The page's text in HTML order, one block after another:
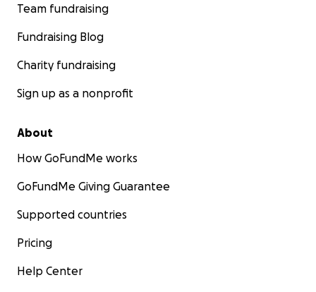
Team fundraising
Fundraising Blog
Charity fundraising
Sign up as a nonprofit
About
How GoFundMe works
GoFundMe Giving Guarantee
Supported countries
Pricing
Help Center